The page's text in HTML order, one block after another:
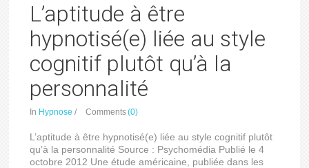
L’aptitude à être
hypnotisé(e) liée au style
cognitif plutôt qu’à la
personnalité
In Hypnose / Comments(0)
L’aptitude à être hypnotisé(e) liée au style cognitif plutôt
qu’à la personnalité Source : Psychomédia Publié le 4
octobre 2012 Une étude américaine, publiée dans les